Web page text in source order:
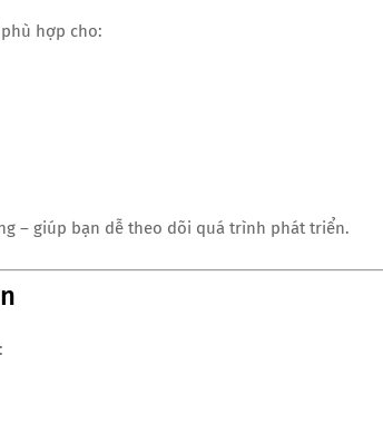
hợp cho:
– giúp bạn dễ theo dõi quá trình phát triển.